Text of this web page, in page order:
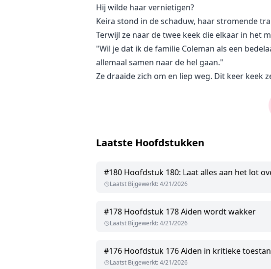
Hij wilde haar vernietigen?
Keira stond in de schaduw, haar stromende
Terwijl ze naar de twee keek die elkaar in het
"Wil je dat ik de familie Coleman als een
allemaal samen naar de hel gaan."
Ze draaide zich om en liep weg. Dit keer keek
Laatste Hoofdstukken
#180 Hoofdstuk 180: Laat alles aan het lot
Laatst Bijgewerkt:4/21/2026
#178 Hoofdstuk 178 Aiden wordt wakker
Laatst Bijgewerkt:4/21/2026
#176 Hoofdstuk 176 Aiden in kritieke
Laatst Bijgewerkt:4/21/2026